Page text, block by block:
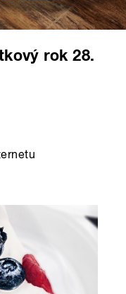
rok 28.